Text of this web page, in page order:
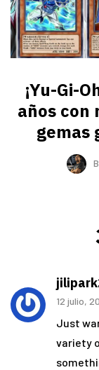
¡Yu-Gi-
años con
gemas
12 julio,
Just
variety